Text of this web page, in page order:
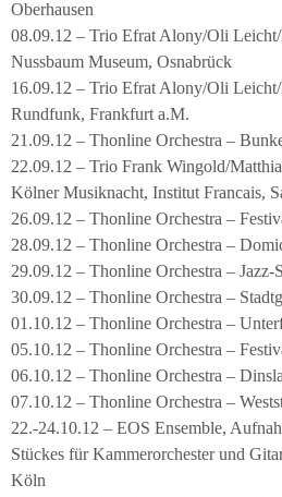
Oberhausen
08.09.12 – Trio Efrat Alony/Oli
Nussbaum Museum, Osnabrück
16.09.12 – Trio Efrat Alony/Oli
Rundfunk, Frankfurt a.M.
21.09.12 – Thonline Orchestra –
22.09.12 – Trio Frank Wingold/
Kölner Musiknacht, Institut Francais,
26.09.12 – Thonline Orchestra –
28.09.12 – Thonline Orchestra –
29.09.12 – Thonline Orchestra – Jazz-
30.09.12 – Thonline Orchestra –
01.10.12 – Thonline Orchestra –
05.10.12 – Thonline Orchestra –
06.10.12 – Thonline Orchestra –
07.10.12 – Thonline Orchestra –
22.-24.10.12 – EOS Ensemble,
Stückes für Kammerorchester und
Köln